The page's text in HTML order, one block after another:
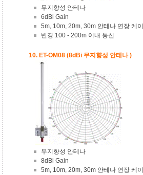
무지향성 안테나
6dBi Gain
5m, 10m, 20m, 30m 안테나 연장 케
반경 100 - 200m 이내 통신
10. ET-OM08 (8dBi 무지향성 안테나 )
무지향성 안테나
8dBi Gain
5m, 10m, 20m, 30m 안테나 연장 케